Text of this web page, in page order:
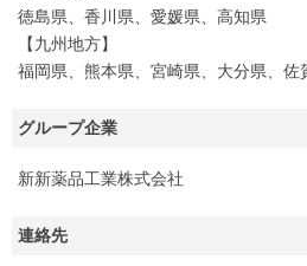
徳島県、香川県、愛媛県、高知県
【九州地方】
福岡県、熊本県、宮崎県、大分県、佐
グループ企業
新新薬品工業株式会社
連絡先